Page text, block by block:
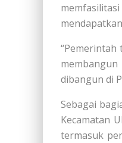
“Pemerintah
dibangun di
Sebagai
Kecamatan
termasuk